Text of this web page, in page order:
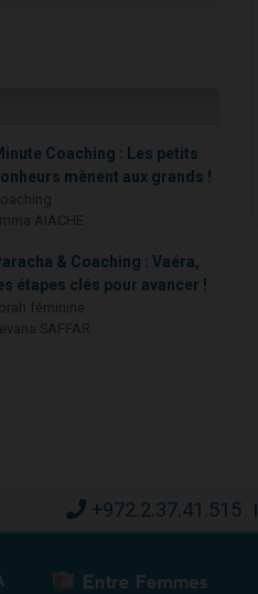
Coaching : Les petits
mènent aux grands !
& Coaching : Vaéra,
étapes clés pour avancer !
+972.2.37.41.515